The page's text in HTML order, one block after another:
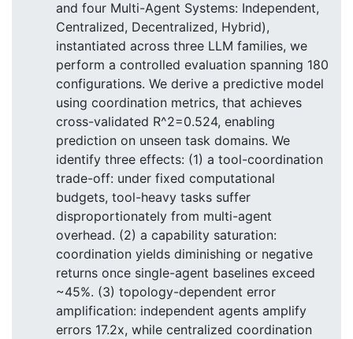
and four Multi-Agent Systems: Independent,
Centralized, Decentralized, Hybrid),
instantiated across three LLM families, we
perform a controlled evaluation spanning 180
configurations. We derive a predictive model
using coordination metrics, that achieves
cross-validated R^2=0.524, enabling
prediction on unseen task domains. We
identify three effects: (1) a tool-coordination
trade-off: under fixed computational
budgets, tool-heavy tasks suffer
disproportionately from multi-agent
overhead. (2) a capability saturation:
coordination yields diminishing or negative
returns once single-agent baselines exceed
~45%. (3) topology-dependent error
amplification: independent agents amplify
errors 17.2x, while centralized coordination